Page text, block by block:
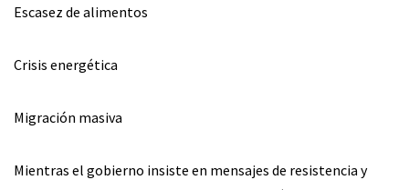
Escasez de alimentos
Crisis energética
Migración masiva
Mientras el gobierno insiste en mensajes de resistencia y